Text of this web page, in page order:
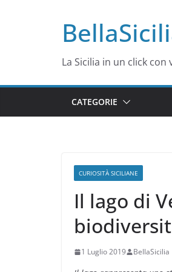
La Sicilia in un click
CATEGORIE
CURIOSITÀ SICILIANE
Il lago di
1 Luglio 2019 BellaSicilia